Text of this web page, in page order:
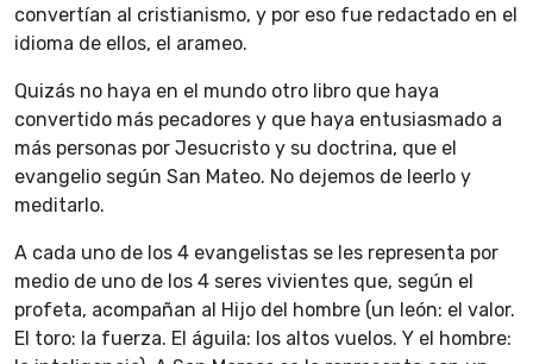
convertían al cristianismo, y por eso fue redactado en el
idioma de ellos, el arameo.
Quizás no haya en el mundo otro libro que haya
convertido más pecadores y que haya entusiasmado a
más personas por Jesucristo y su doctrina, que el
evangelio según San Mateo. No dejemos de leerlo y
meditarlo.
A cada uno de los 4 evangelistas se les representa por
medio de uno de los 4 seres vivientes que, según el
profeta, acompañan al Hijo del hombre (un león: el valor.
El toro: la fuerza. El águila: los altos vuelos. Y el hombre: